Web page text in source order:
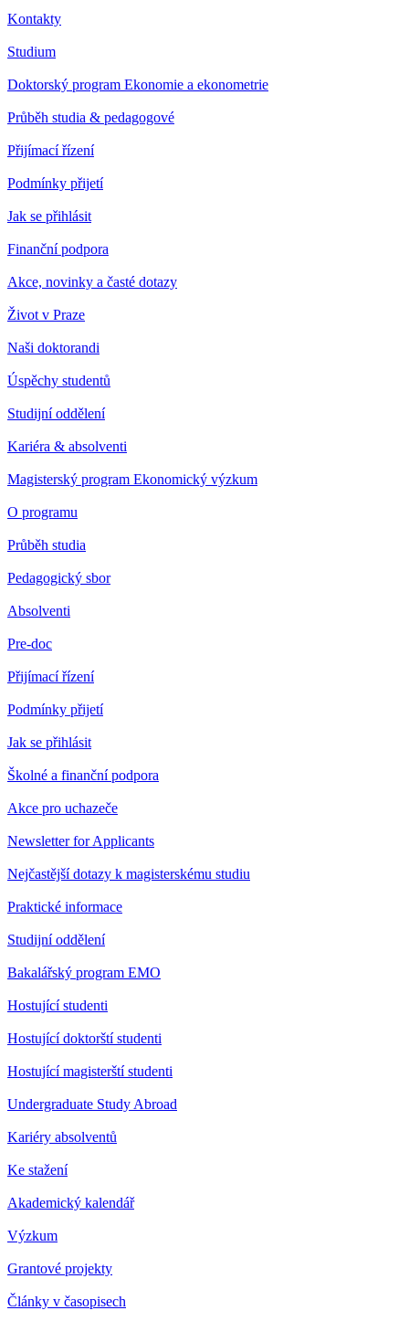
Kontakty
Studium
Doktorský program Ekonomie a ekonometrie
Průběh studia & pedagogové
Přijímací řízení
Podmínky přijetí
Jak se přihlásit
Finanční podpora
Akce, novinky a časté dotazy
Život v Praze
Naši doktorandi
Úspěchy studentů
Studijní oddělení
Kariéra & absolventi
Magisterský program Ekonomický výzkum
O programu
Průběh studia
Pedagogický sbor
Absolventi
Pre-doc
Přijímací řízení
Podmínky přijetí
Jak se přihlásit
Školné a finanční podpora
Akce pro uchazeče
Newsletter for Applicants
Nejčastější dotazy k magisterskému studiu
Praktické informace
Studijní oddělení
Bakalářský program EMO
Hostující studenti
Hostující doktorští studenti
Hostující magisterští studenti
Undergraduate Study Abroad
Kariéry absolventů
Ke stažení
Akademický kalendář
Výzkum
Grantové projekty
Články v časopisech